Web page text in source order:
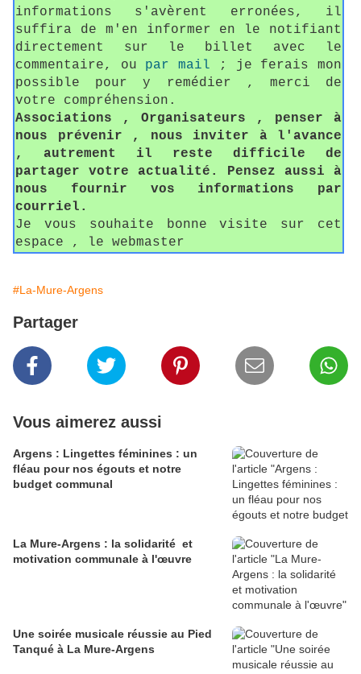
informations s'avèrent erronées, il
suffira de m'en informer en le notifiant
directement sur le billet avec le
commentaire, ou par mail ; je ferais mon
possible pour y remédier , merci de
votre compréhension.
Associations , Organisateurs , penser à
nous prévenir , nous inviter à l'avance
, autrement il reste difficile de
partager votre actualité. Pensez aussi à
nous fournir vos informations par
courriel.
Je vous souhaite bonne visite sur cet
espace , le webmaster
#La-Mure-Argens
Partager
Vous aimerez aussi
Argens : Lingettes féminines : un
fléau pour nos égouts et notre
budget communal
La Mure-Argens : la solidarité et
motivation communale à l'œuvre
Une soirée musicale réussie au Pied
Tanqué à La Mure-Argens